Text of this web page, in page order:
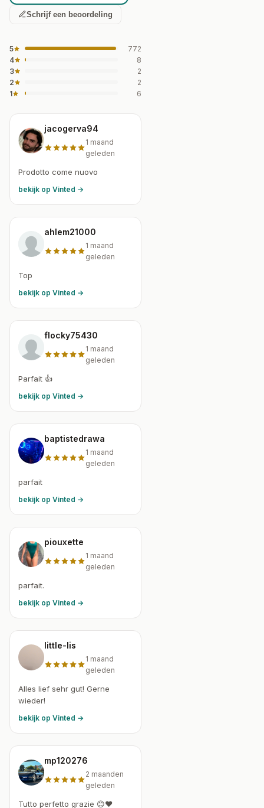
Schrijf een beoordeling
5
772
4
8
3
2
2
2
1
6
jacogerva94
1 maand
geleden
Prodotto come nuovo
bekijk op Vinted →
ahlem21000
1 maand
geleden
Top
bekijk op Vinted →
flocky75430
1 maand
geleden
Parfait 👍
bekijk op Vinted →
baptistedrawa
1 maand
geleden
parfait
bekijk op Vinted →
piouxette
1 maand
geleden
parfait.
bekijk op Vinted →
little-lis
1 maand
geleden
Alles lief sehr gut! Gerne
wieder!
bekijk op Vinted →
mp120276
2 maanden
geleden
Tutto perfetto grazie 😊❤️